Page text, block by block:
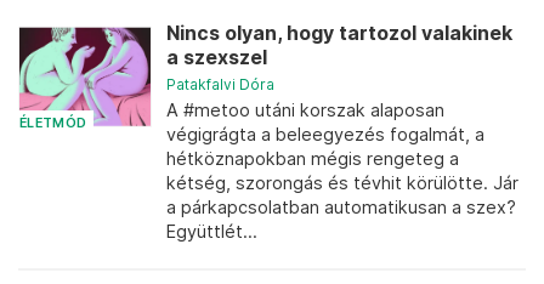
ÉLETMÓD
Nincs olyan, hogy tartozol valakinek
a szexszel
Patakfalvi Dóra
A #metoo utáni korszak alaposan
végigrágta a beleegyezés fogalmát, a
hétköznapokban mégis rengeteg a
kétség, szorongás és tévhit körülötte. Jár
a párkapcsolatban automatikusan a szex?
Együttlét...